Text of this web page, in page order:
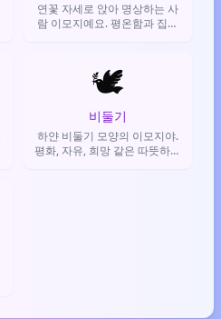
연꽃 자세로 앉아 명상하는 사
람 이모지예요. 평온함과 집중
🕊️
비둘기
하얀 비둘기 모양의 이모지야.
평화, 자유, 희망 같은 따뜻하고